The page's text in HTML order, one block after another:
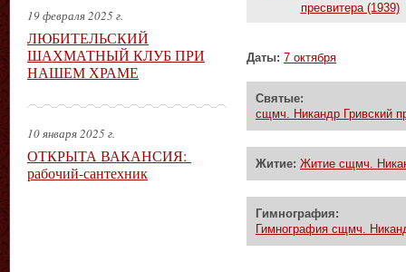
пресвитера (1939)
Даты: 7 октября
Святые:
сщмч. Никандр Гривский
Житие: Житие сщмч.
Гимнография:
Гимнография сщмч.
19 февраля 2025 г.
ЛЮБИТЕЛЬСКИЙ
ШАХМАТНЫЙ КЛУБ ПРИ
НАШЕМ ХРАМЕ
10 января 2025 г.
ОТКРЫТА ВАКАНСИЯ:
рабочий-сантехник